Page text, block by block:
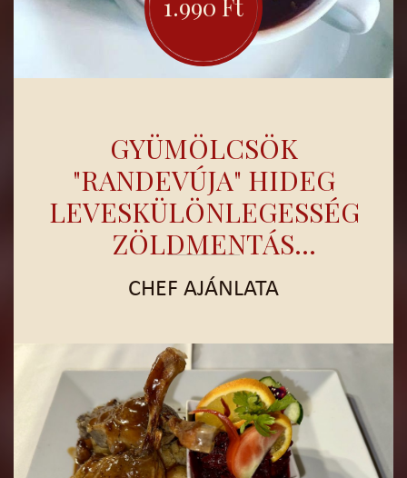
GYÜMÖLCSÖK
"RANDEVÚJA" HIDEG
LEVESKÜLÖNLEGESSÉG,
ZÖLDMENTÁS
CITROMFAGYIVAL
CHEF AJÁNLATA
1.990 Ft